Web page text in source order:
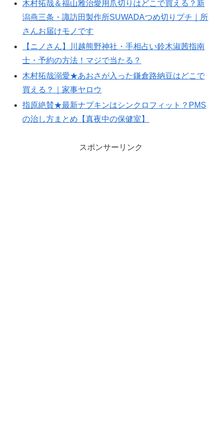
木村拓哉＆福山雅治愛用爪切りはどこで買える？新
潟燕三条・諏訪田製作所SUWADAつめ切りプチ｜所
さんお届けモノです
【ニノさん】川越熊野神社・手相占い鈴木淑茜指南
士・予約の方法！マジで当たる？
木村拓哉溺愛★あおさが入った鎌倉路納豆はどこで
買える？｜家事ヤロウ
指原絶賛★最新ナプキンはシンクロフィット？PMS
の治し方まとめ【真夜中の保健室】
スポンサーリンク